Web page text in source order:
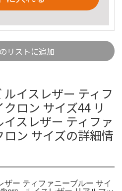
リストに追加
イスレザー ティフ
ロン サイズ44 リ
スレザー ティファ
ン サイズの詳細情
ザー ティファニーブルー サイ